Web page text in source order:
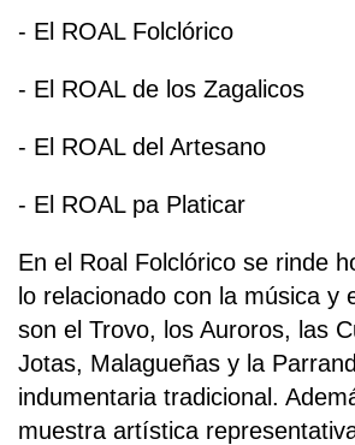
- El ROAL Folclórico
- El ROAL de los Zagalicos
- El ROAL del Artesano
- El ROAL pa Platicar
En el Roal Folclórico se rinde
lo relacionado con la música y
son el Trovo, los Auroros, las
Jotas, Malagueñas y la
indumentaria tradicional.
muestra artística